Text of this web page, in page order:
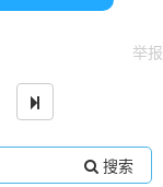
举报
搜索